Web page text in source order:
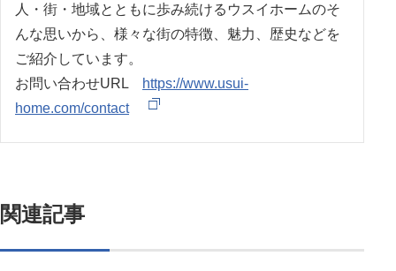
人・街・地域とともに歩み続けるウスイホームのそ
んな思いから、様々な街の特徴、魅力、歴史などを
ご紹介しています。
お問い合わせURL
https://www.usui-
home.com/contact
関連記事